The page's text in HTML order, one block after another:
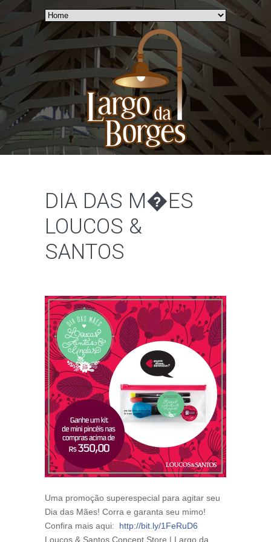
DIA DAS M�ES
LOUCOS &
SANTOS
Uma promoção superespecial para agitar seu
Dia das Mães! Corra e garanta seu mimo!
Confira mais aqui: http://bit.ly/1FeRuD6
Loucos & Santos Concept Store | Largo da